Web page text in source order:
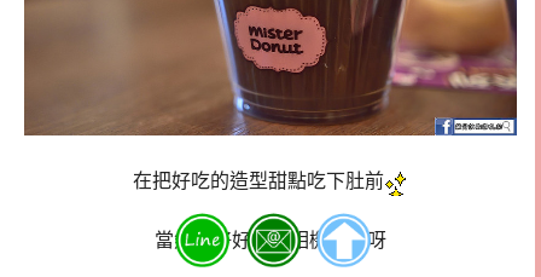
在把好吃的造型甜點吃下肚前
當然要好好的讓相機吃飽呀